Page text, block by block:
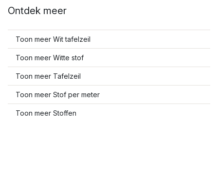
Ontdek meer
Toon meer Wit tafelzeil
Toon meer Witte stof
Toon meer Tafelzeil
Toon meer Stof per meter
Toon meer Stoffen